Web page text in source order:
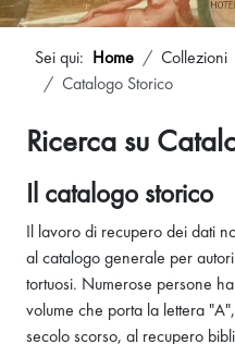
Sei qui: Home Collezioni
Catalogo Storico
Ricerca su
Il catalogo storico
Il lavoro di recupero dei dati
al catalogo generale per
tortuosi. Numerose persone
volume che porta la lettera
secolo scorso, al recupero